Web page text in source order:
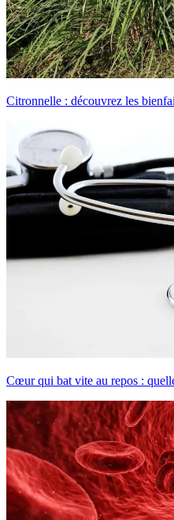
Citronnelle : découvrez les
Cœur qui bat vite au repos :